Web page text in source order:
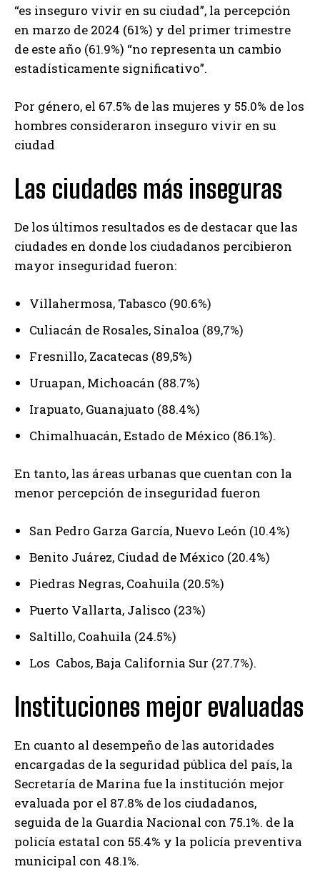
“es inseguro vivir en su ciudad”, la percepción
en marzo de 2024 (61%) y del primer trimestre
de este año (61.9%) “no representa un cambio
estadísticamente significativo”.
Por género, el 67.5% de las mujeres y 55.0% de los
hombres consideraron inseguro vivir en su
ciudad
Las ciudades más inseguras
De los últimos resultados es de destacar que las
ciudades en donde los ciudadanos percibieron
mayor inseguridad fueron:
Villahermosa, Tabasco (90.6%)
Culiacán de Rosales, Sinaloa (89,7%)
Fresnillo, Zacatecas (89,5%)
Uruapan, Michoacán (88.7%)
Irapuato, Guanajuato (88.4%)
Chimalhuacán, Estado de México (86.1%).
En tanto, las áreas urbanas que cuentan con la
menor percepción de inseguridad fueron
San Pedro Garza García, Nuevo León (10.4%)
Benito Juárez, Ciudad de México (20.4%)
Piedras Negras, Coahuila (20.5%)
Puerto Vallarta, Jalisco (23%)
Saltillo, Coahuila (24.5%)
Los Cabos, Baja California Sur (27.7%).
Instituciones mejor evaluadas
En cuanto al desempeño de las autoridades
encargadas de la seguridad pública del país, la
Secretaría de Marina fue la institución mejor
evaluada por el 87.8% de los ciudadanos,
seguida de la Guardia Nacional con 75.1%. de la
policía estatal con 55.4% y la policía preventiva
municipal con 48.1%.